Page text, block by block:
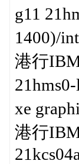
g11
1400)/
港行
xe
港行